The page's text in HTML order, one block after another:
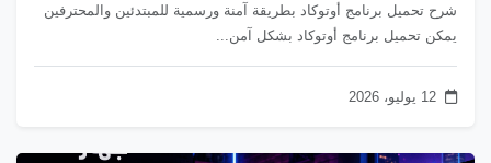
شرح تحميل برنامج أوتوكاد بطريقة آمنة ورسمية للمبتدئين والمحترفين
يمكن تحميل برنامج أوتوكاد بشكل آمن...